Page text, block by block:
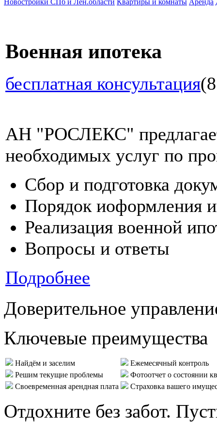
Военная ипотека
бесплатная консультация
АН "РОСЛЕКС"
необходимых услуг по
Сбор и подготовка
Порядок иоформления
Реализация военной
Вопросы и ответы
Подробнее
Доверительное
Ключевые преимущества
Найдём и заселим
Ежемесячный контроль
Решим текущие проблемы
Фотоотчет о состоянии
Своевременная арендная плата
Страховка вашего
Отдохните без забот.